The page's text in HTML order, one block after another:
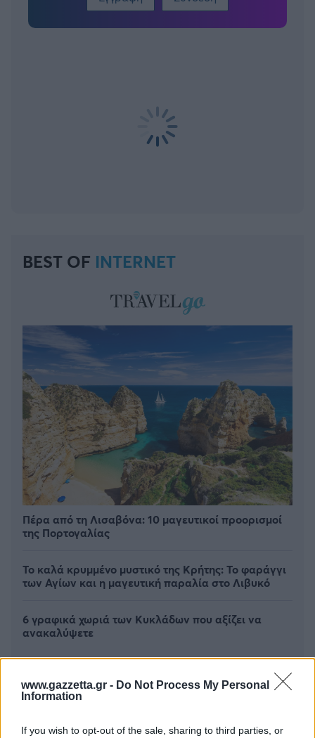
www.gazzetta.gr - Do Not Process My Personal
Information
If you wish to opt-out of the sale, sharing to third parties, or
BEST OF INTERNET
Πέρα από τη Λισαβόνα: 10 μαγευτικοί προορισμοί
της Πορτογαλίας
Το καλά κρυμμένο μυστικό της Κρήτης: Το φαράγγι
των Αγίων και η μαγευτική παραλία στο Λιβυκό
6 γραφικά χωριά των Κυκλάδων που αξίζει να
ανακαλύψετε